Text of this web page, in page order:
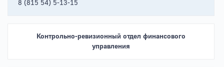
8 (815 54) 5-13-15
Контрольно-ревизионный отдел финансового
управления